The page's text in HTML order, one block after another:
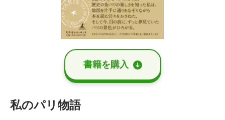
書籍を購⼊
私のパリ物語